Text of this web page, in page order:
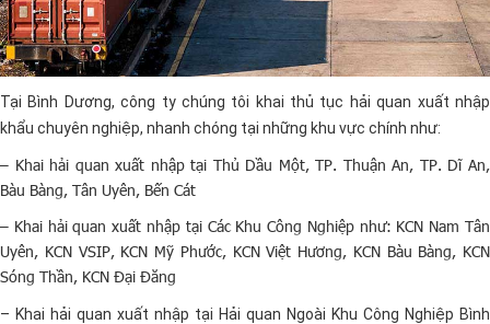
Tại Bình Dương, công ty chúng tôi khai thủ tục hải quan xuất nhập
khẩu chuyên nghiệp, nhanh chóng tại những khu vực chính như:
– Khai hải quan xuất nhập tại Thủ Dầu Một, TP. Thuận An, TP. Dĩ An,
Bàu Bàng, Tân Uyên, Bến Cát
– Khai hải quan xuất nhập tại Các Khu Công Nghiệp như: KCN Nam Tân
Uyên, KCN VSIP, KCN Mỹ Phước, KCN Việt Hương, KCN Bàu Bàng, KCN
Sóng Thần, KCN Đại Đăng
– Khai hải quan xuất nhập tại Hải quan Ngoài Khu Công Nghiệp Bình